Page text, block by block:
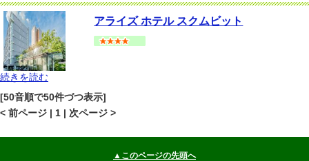
アライズ ホテル スクムビット
続きを読む
[50音順で50件づつ表示]
< 前ページ | 1 | 次ページ >
▲このページの先頭へ